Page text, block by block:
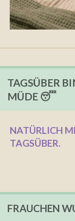
TAGSÜBER
MÜDE 😴
NATÜRLICH
TAGSÜBER.
FRAUCHEN